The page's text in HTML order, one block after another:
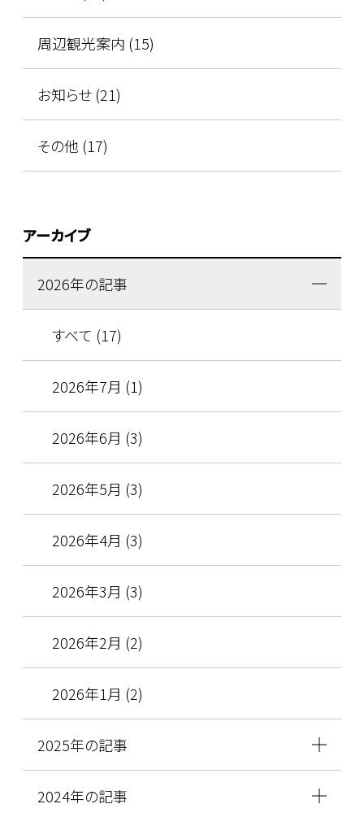
周辺観光案内 (15)
お知らせ (21)
その他 (17)
アーカイブ
2026年の記事
すべて (17)
2026年7月 (1)
2026年6月 (3)
2026年5月 (3)
2026年4月 (3)
2026年3月 (3)
2026年2月 (2)
2026年1月 (2)
2025年の記事
2024年の記事